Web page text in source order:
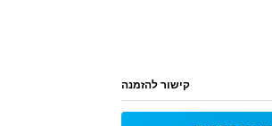
קישור להזמנה